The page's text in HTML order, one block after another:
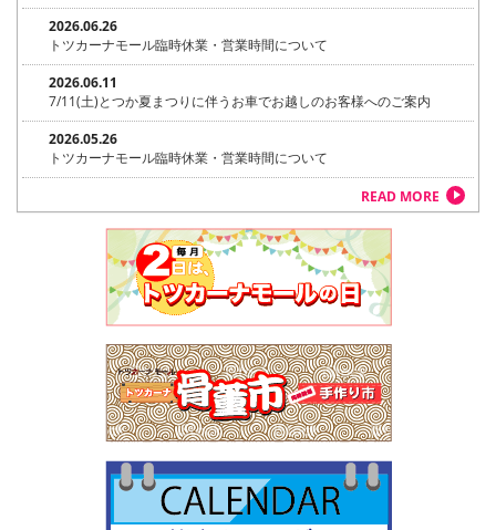
2026.06.26
トツカーナモール臨時休業・営業時間について
2026.06.11
7/11(土)とつか夏まつりに伴うお車でお越しのお客様へのご案内
2026.05.26
トツカーナモール臨時休業・営業時間について
READ MORE